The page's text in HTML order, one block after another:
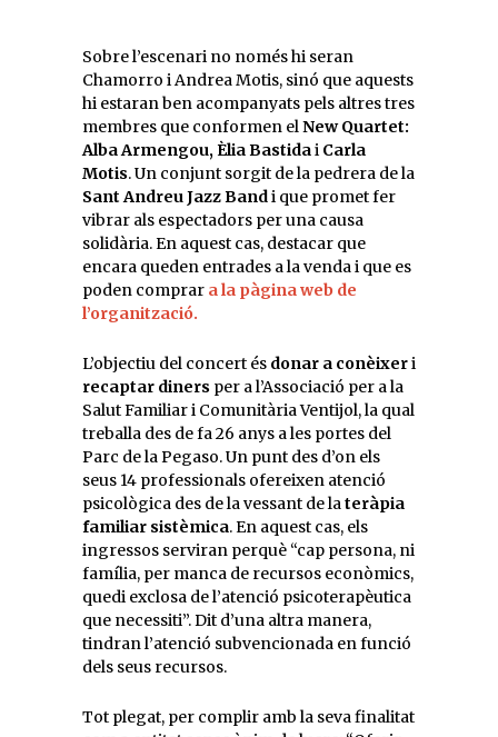
Sobre l’escenari no només hi seran
Chamorro i Andrea Motis, sinó que aquests
hi estaran ben acompanyats pels altres tres
membres que conformen elNew Quartet:
Alba Armengou, Èlia Bastidai Carla
Motis. Un conjunt sorgit de la pedrera de la
Sant Andreu Jazz Bandi que promet fer
vibrar als espectadors per una causa
solidària. En aquest cas, destacar que
encara queden entrades a la venda i que es
poden comprar a la pàgina web de
l’organització.
L’objectiu del concert és donar a conèixeri
recaptar diners per a l’Associació per a la
Salut Familiar i Comunitària Ventijol, la qual
treballa des de fa 26 anys a les portes del
Parc de la Pegaso. Un punt des d’on els
seus 14 professionals ofereixen atenció
psicològica des de la vessant de lateràpia
familiar sistèmica. En aquest cas, els
ingressos serviran perquè “cap persona, ni
família, per manca de recursos econòmics,
quedi exclosa de l’atenció psicoterapèutica
que necessiti”. Dit d’una altra manera,
tindran l’atenció subvencionada en funció
dels seus recursos.
Tot plegat, per complir amb la seva finalitat